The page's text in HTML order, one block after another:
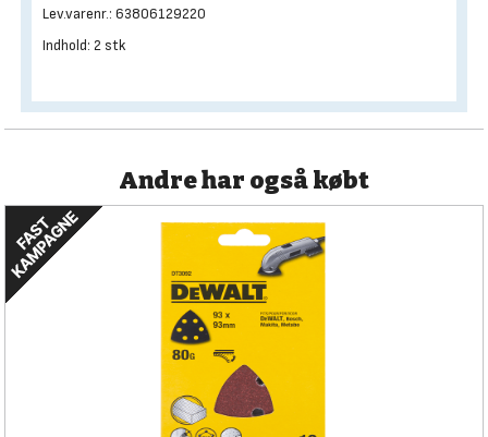
Lev.varenr.: 63806129220
Indhold: 2 stk
Andre har også købt